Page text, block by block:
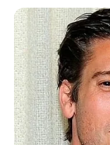
ini